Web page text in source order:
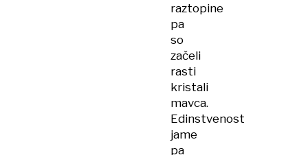
raztopine
pa
so
začeli
rasti
kristali
mavca.
Edinstvenost
jame
pa